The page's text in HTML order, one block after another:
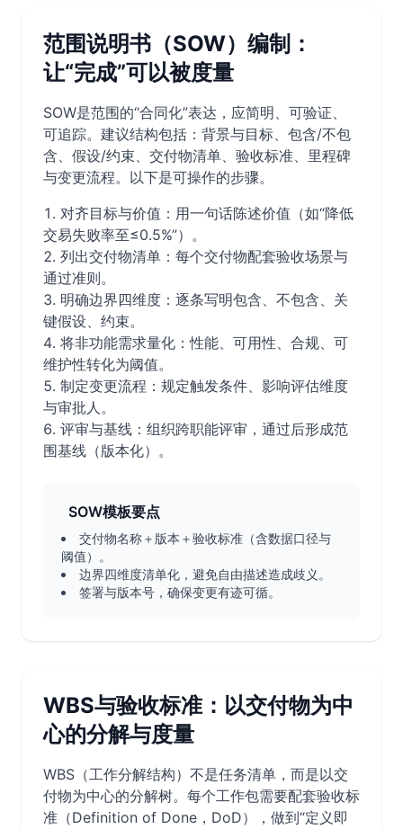
范围说明书（SOW）编制：
让“完成”可以被度量
SOW是范围的“合同化”表达，应简明、可验证、
可追踪。建议结构包括：背景与目标、包含/不包
含、假设/约束、交付物清单、验收标准、里程碑
与变更流程。以下是可操作的步骤。
对齐目标与价值：用一句话陈述价值（如“降低
交易失败率至≤0.5%”）。
列出交付物清单：每个交付物配套验收场景与
通过准则。
明确边界四维度：逐条写明包含、不包含、关
键假设、约束。
将非功能需求量化：性能、可用性、合规、可
维护性转化为阈值。
制定变更流程：规定触发条件、影响评估维度
与审批人。
评审与基线：组织跨职能评审，通过后形成范
围基线（版本化）。
SOW模板要点
交付物名称＋版本＋验收标准（含数据口径与
阈值）。
边界四维度清单化，避免自由描述造成歧义。
签署与版本号，确保变更有迹可循。
WBS与验收标准：以交付物为中
心的分解与度量
WBS（工作分解结构）不是任务清单，而是以交
付物为中心的分解树。每个工作包需要配套验收标
准（Definition of Done，DoD），做到“定义即